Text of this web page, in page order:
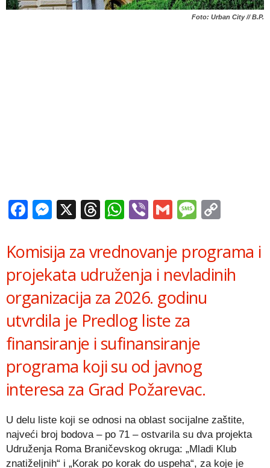
Foto: Urban City // B.P.
Facebook
Messenger
X Threads
WhatsApp
ViberGmail
Komisija za vrednovanje programa i
projekata udruženja i nevladinih
organizacija za 2026. godinu
utvrdila je Predlog liste za
finansiranje i sufinansiranje
programa koji su od javnog
interesa za Grad Požarevac.
U delu liste koji se odnosi na oblast socijalne zaštite,
najveći broj bodova – po 71 – ostvarila su dva projekta
Udruženja Roma Braničevskog okruga: „Mladi Klub
znatiželjnih“ i „Korak po korak do uspeha“, za koje je